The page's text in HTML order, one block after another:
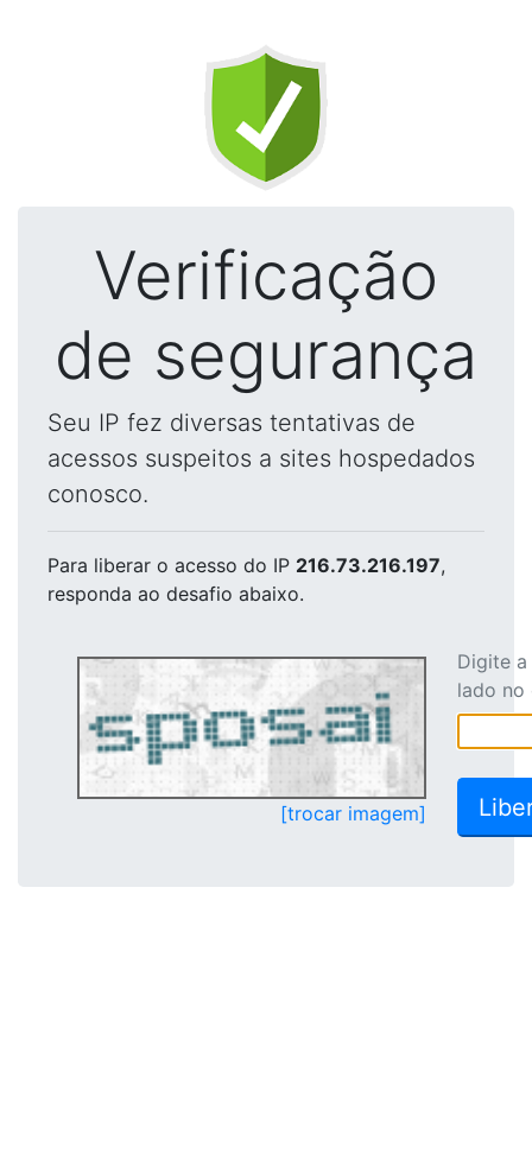
Verificação
de segurança
Seu IP fez diversas tentativas de
acessos suspeitos a sites hospedados
conosco.
Para liberar o acesso do IP 216.73.216.197,
responda ao desafio abaixo.
[trocar imagem]
Digite
lado no